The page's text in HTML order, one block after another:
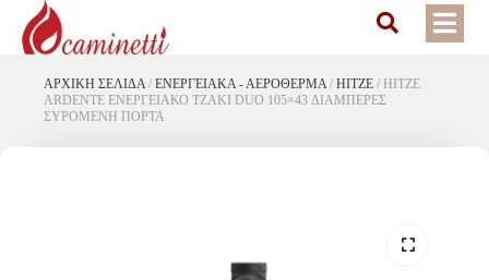
ΑΡΧΙΚΉ ΣΕΛΊΔΑ / ΕΝΕΡΓΕΙΑΚΆ - ΑΕΡΌΘΕΡΜΑ / HITZE / HITZE
ARDENTE ΕΝΕΡΓΕΙΑΚΟ ΤΖΑΚΙ DUO 105×43 ΔΙΑΜΠΕΡΕΣ
ΣΥΡΟΜΕΝΗ ΠΟΡΤΑ